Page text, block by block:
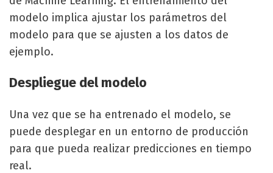
modelo implica ajustar los parámetros del
modelo para que se ajusten a los datos de
ejemplo.
Despliegue del modelo
Una vez que se ha entrenado el modelo, se
puede desplegar en un entorno de producción
para que pueda realizar predicciones en tiempo
real.